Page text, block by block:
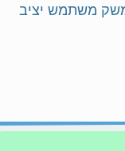
משתמש יציב